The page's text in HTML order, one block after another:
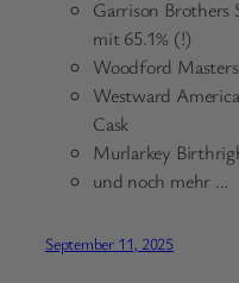
Garrison Brothers
mit 65.1% (!)
Woodford
Westward
Cask
Murlarkey
und noch mehr …
September 11, 2025